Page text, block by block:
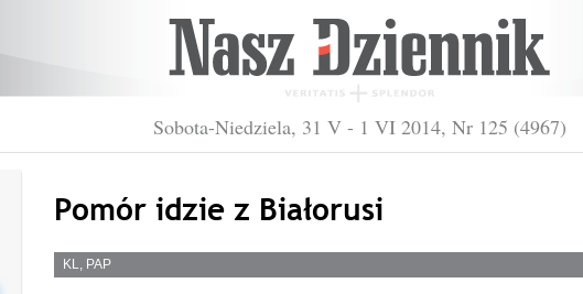
Sobota-Niedziela, 31 V - 1 VI 2014, Nr 125 (4967)
Pomór idzie z Białorusi
KL, PAP